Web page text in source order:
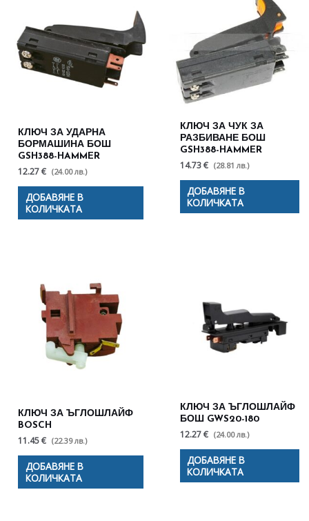
КЛЮЧ ЗА УДАРНА
БОРМАШИНА БОШ
GSH388-HAMMER
12.27 € (24.00 лв.)
ДОБАВЯНЕ В
КОЛИЧКАТА
КЛЮЧ ЗА ЧУК ЗА
РАЗБИВАНЕ БОШ
GSH388-HAMMER
14.73 € (28.81 лв.)
ДОБАВЯНЕ В
КОЛИЧКАТА
КЛЮЧ ЗА ЪГЛОШЛАЙФ
BOSCH
11.45 € (22.39 лв.)
ДОБАВЯНЕ В
КОЛИЧКАТА
КЛЮЧ ЗА ЪГЛОШЛАЙФ
БОШ GWS20-180
12.27 € (24.00 лв.)
ДОБАВЯНЕ В
КОЛИЧКАТА